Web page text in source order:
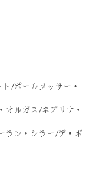
/ポールメッサー・
オルガス/ネブリナ・
ラン・シラー/デ・ボ